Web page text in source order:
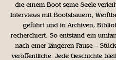
die einem Boot seine Seele
Interviews mit Bootsbauern,
geführt und in Archiven,
recherchiert. So entstand ein
nach einer längeren Pause –
veröffentliche. Jede Geschichte